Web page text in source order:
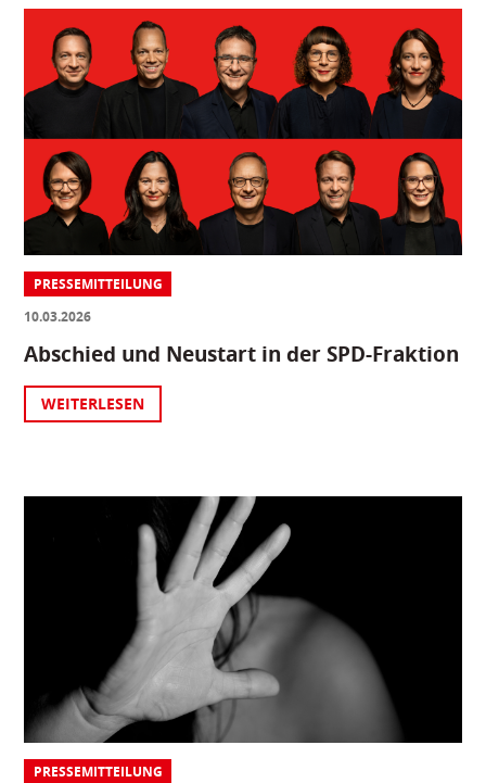
PRESSEMITTEILUNG
10.03.2026
Abschied und Neustart in der SPD-Fraktion
WEITERLESEN
PRESSEMITTEILUNG